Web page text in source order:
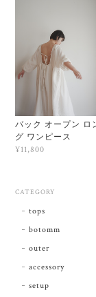
バック オープン ロ
グ ワンピース
¥11,800
CATEGORY
tops
botomm
outer
accessory
setup